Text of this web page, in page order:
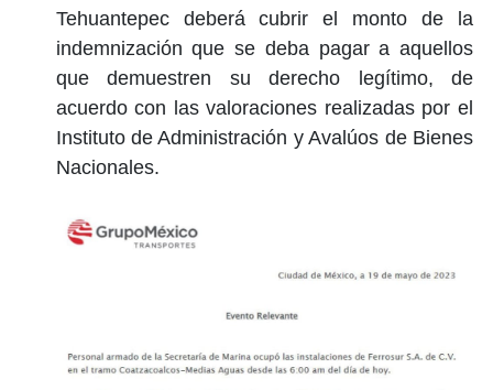
Tehuantepec deberá cubrir el monto de la
indemnización que se deba pagar a aquellos
que demuestren su derecho legítimo, de
acuerdo con las valoraciones realizadas por el
Instituto de Administración y Avalúos de Bienes
Nacionales.